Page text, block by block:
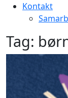
Kontakt
Tag: